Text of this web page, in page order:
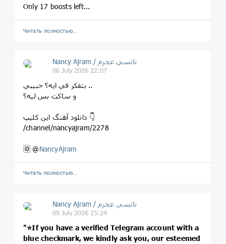
Only 17 boosts left...
Читать полностью…
Nancy Ajram / نانسي عجرم
06 July 2026 22:07
ﺑﺘﻔﻜﺮ ﻓﻲ ﺍﻳﻪ؟ ﺣﺒﻴﺒﻲ ..
ﻭ ﺳﺎﻛﺖ ﺑﺲ ﻟﻴﻪ؟
دانلود آهنگ این کلیپ 👇
/channel/nancyajram/2278
🆔 @NancyAjram
Читать полностью…
Nancy Ajram / نانسي عجرم
05 July 2026 15:24
"⭐️If you have a verified Telegram account with a
blue checkmark, we kindly ask you, our esteemed